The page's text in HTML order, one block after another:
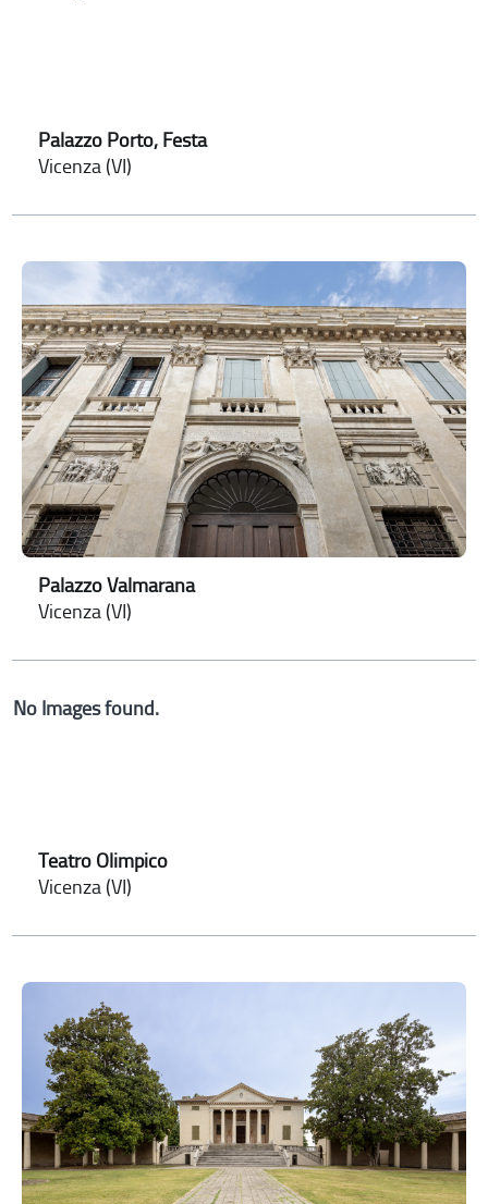
Palazzo Porto, Festa
Vicenza (VI)
Palazzo Valmarana
Vicenza (VI)
No Images found.
Teatro Olimpico
Vicenza (VI)